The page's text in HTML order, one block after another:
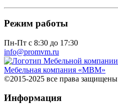
Режим работы
Пн-Пт с 8:30 до 17:30
info@promvm.ru
Мебельная компания «МВМ»
©2015-2025 все права защищены
Информация